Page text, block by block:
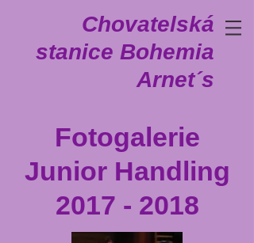
Chovatelská
stanice Bohemia
Arnet´s
Fotogalerie
Junior Handling
2017 - 2018